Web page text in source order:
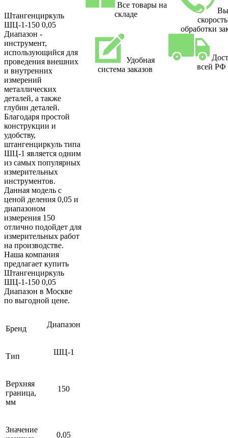
Штангенциркуль
ШЦ-1-150 0,05
Диапазон -
инструмент,
использующийся для
проведения внешних
и внутренних
измерений
металлических
деталей, а также
глубин деталей.
Благодаря простой
конструкции и
удобству,
штангенциркуль типа
ШЦ-1 является одним
из самых популярных
измерительных
инструментов.
Данная модель с
ценой деления 0,05 и
диапазоном
измерения 150
отлично подойдет для
измерительных работ
на производстве.
Наша компания
предлагает купить
Штангенциркуль
ШЦ-1-150 0,05
Диапазон в Москве
по выгодной цене.
Бренд Диапазон
Тип ШЦ-1
Верхняя
граница,
мм
150
Значение
0,05
Все товары на
складе
скорость
обработки
Удобная
система заказов
всей РФ